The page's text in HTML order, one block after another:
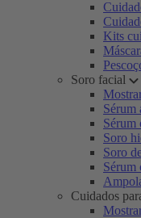
Kits
Soro facial
Sérum
Sérum
Soro
Soro
Sérum
Cuidados